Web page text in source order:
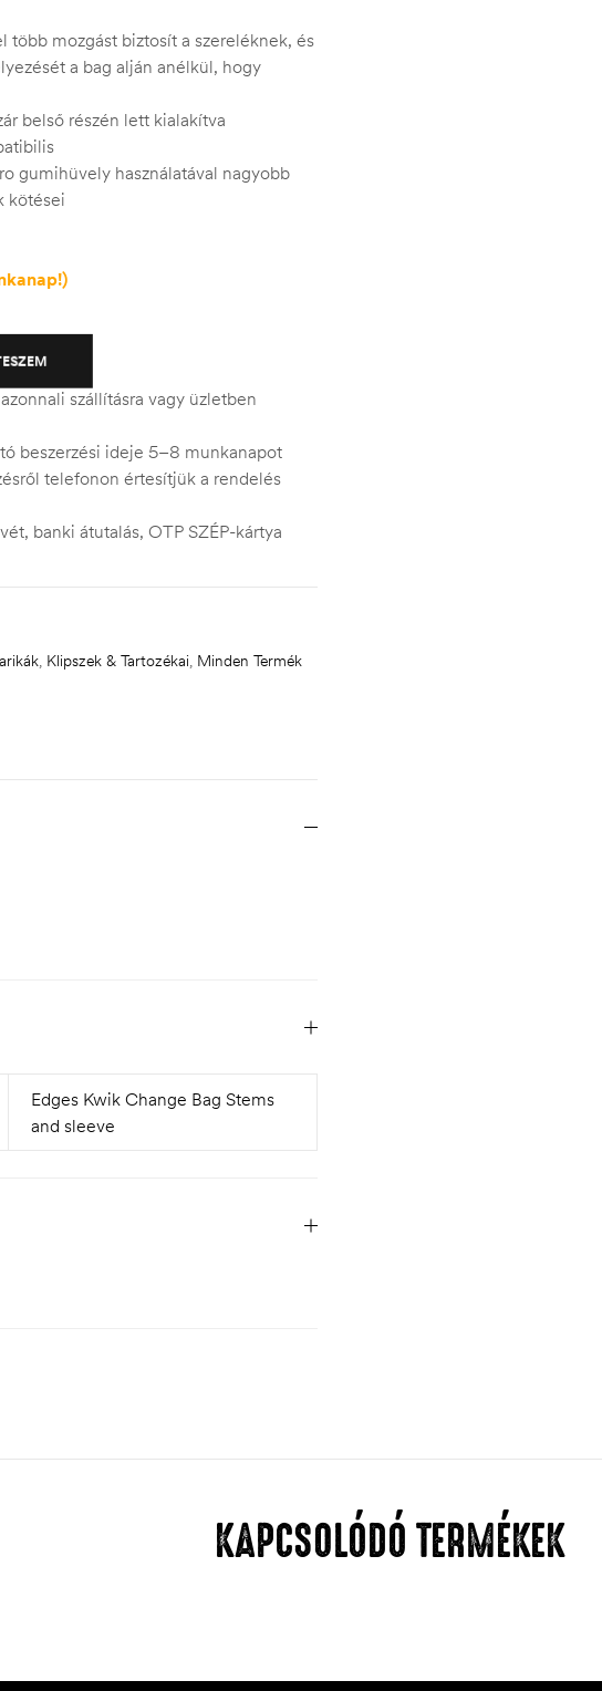
több mozgást biztosít a szereléknek, és
a bag alján anélkül, hogy
belső részén lett kialakítva
gumihüvely használatával nagyobb
kötései
szállításra vagy üzletben
beszerzési ideje 5–8 munkanapot
telefonon értesítjük a rendelés
banki átutalás, OTP SZÉP-kártya
, Klipszek & Tartozékai, Minden Termék
Edges Kwik Change Bag Stems
and sleeve
KAPCSOLÓDÓ TERMÉKEK